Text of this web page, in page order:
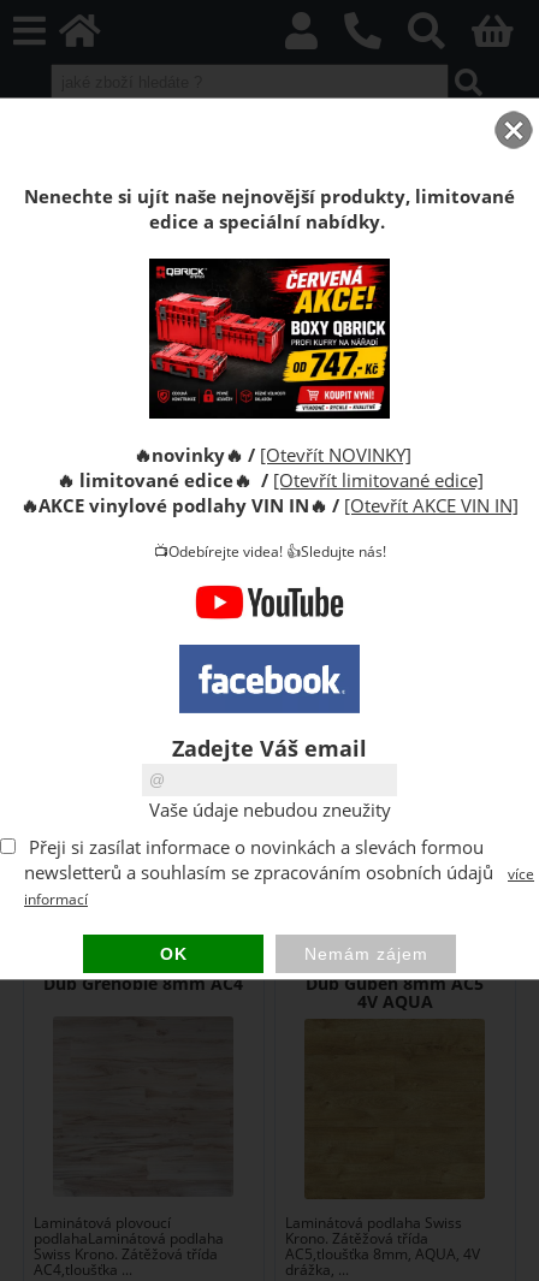
Akční a promo podlahy za výhodné ceny
Akční a promo kvalitní laminátové plovoucí podlahy pro
domácnosti i komerční prostory.
O kategorii výše
Laminátová podlaha
Dub Aldabra 8 mm AC4
AC4,tloušťka 8mm, věrná
3-10 dní
294CZK/ m2
Laminátová podlaha
Dub Arendal 8 mm AC4
AC4,tloušťka 8mm, věrná
struktura ...
294CZK/ m2
Laminátová podlaha
Dub Grenoble 8mm AC4
Laminátová plovoucí
podlahaLaminátová podlaha
Swiss Krono. Zátěžová třída
AC4,tloušťka ...
Laminátová podlaha
Dub Guben 8mm AC5
4V AQUA
Laminátová podlaha Swiss
Krono. Zátěžová třída
AC5,tloušťka 8mm, AQUA, 4V
drážka, ...
Nenechte si ujít naše nejnovější produkty, limitované
edice a speciální nabídky.
🔥novinky🔥 / [Otevřít NOVINKY]
🔥 limitované edice🔥 / [Otevřít limitované edice]
🔥AKCE vinylové podlahy VIN IN🔥 / [Otevřít AKCE VIN IN]
📺Odebírejte videa! 👍Sledujte nás!
Zadejte Váš email
Vaše údaje nebudou zneužity
Přeji si zasílat informace o novinkách a slevách formou
newsletterů a souhlasím se zpracováním osobních údajů
více
informací